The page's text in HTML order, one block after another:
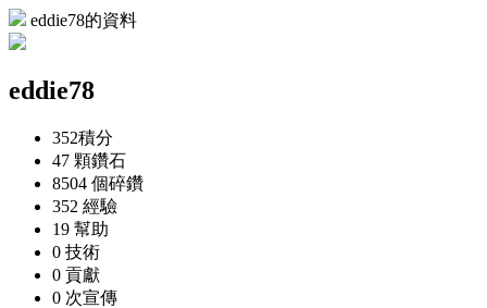
eddie78的資料
eddie78
352積分
47 顆鑽石
8504 個碎鑽
352 經驗
19 幫助
0 技術
0 貢獻
0 次宣傳